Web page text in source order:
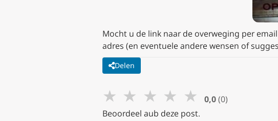
Mocht u de link naar de overweging per
adres (en eventuele andere wensen of
Delen
★ ★ ★ ★ ★ 0,0 (0)
Beoordeel aub deze post.